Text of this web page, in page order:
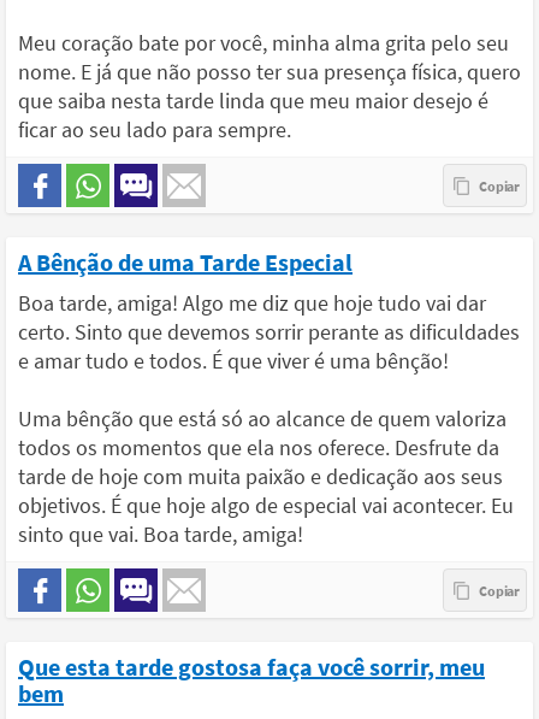
Meu coração bate por você, minha alma grita pelo seu
nome. E já que não posso ter sua presença física, quero
que saiba nesta tarde linda que meu maior desejo é
ficar ao seu lado para sempre.
A Bênção de uma Tarde Especial
Boa tarde, amiga! Algo me diz que hoje tudo vai dar
certo. Sinto que devemos sorrir perante as dificuldades
e amar tudo e todos. É que viver é uma bênção!
Uma bênção que está só ao alcance de quem valoriza
todos os momentos que ela nos oferece. Desfrute da
tarde de hoje com muita paixão e dedicação aos seus
objetivos. É que hoje algo de especial vai acontecer. Eu
sinto que vai. Boa tarde, amiga!
Que esta tarde gostosa faça você sorrir, meu
bem